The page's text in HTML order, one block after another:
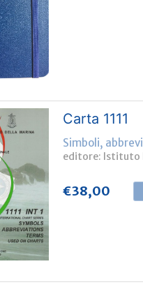
Carta 1111
Simboli,
editore: Istituto
€38,00